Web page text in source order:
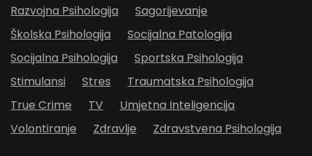
Razvojna Psihologija
Sagorijevanje
Školska Psihologija
Socijalna Patologija
Socijalna Psihologija
Sportska Psihologija
Stimulansi
Stres
Traumatska Psihologija
True Crime
TV
Umjetna Inteligencija
Volontiranje
Zdravlje Zdravstvena Psihologija